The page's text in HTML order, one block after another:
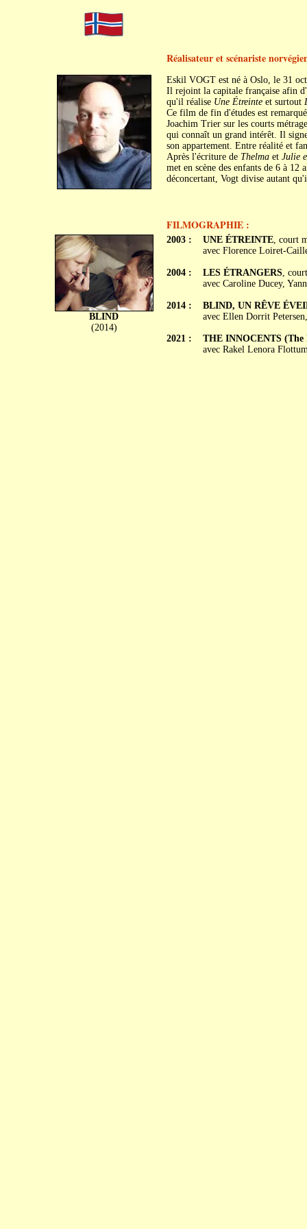
Réalisateur et scénariste
Eskil VOGT est né à Oslo, le 31
Il rejoint la capitale française afin
qu'il réalise Une Étreinteet surtout
Ce film de fin d'études est
Joachim Trier sur les courts
qui connaît un grand intérêt. Il
son appartement. Entre réalité et
Après l'écriture de Thelmaet Julie
met en scène des enfants de 6 à 12
déconcertant, Vogt divise autant
FILMOGRAPHIE :
BLIND
(2014)
2003 :
2004 :
2014 :
2021 :
UNE ÉTREINTE, court
avec Florence Loiret-
LES ÉTRANGERS,
avec Caroline Ducey,
BLIND, UN RÊVE
avec Ellen Dorrit
THE INNOCENTS (The
avec Rakel Lenora